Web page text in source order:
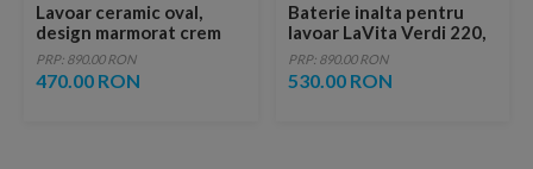
Lavoar ceramic oval,
design marmorat crem
lucios cu vene aurii,
ventil inclus
PRP: 890.00 RON
470.00 RON
Baterie inalta pentru
lavoar LaVita Verdi 220,
fara ventil, brushed
copper
PRP: 890.00 RON
530.00 RON